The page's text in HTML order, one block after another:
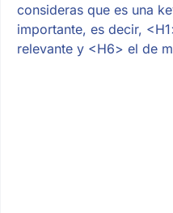
consideras que es una
importante, es decir,
relevante y <H6> el de